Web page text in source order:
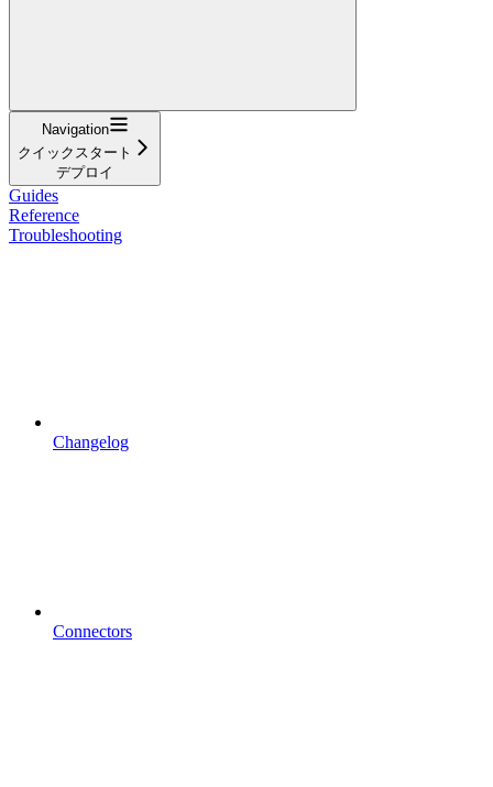
Navigation
クイックスタート
デプロイ
Guides
Reference
Troubleshooting
Changelog
Connectors